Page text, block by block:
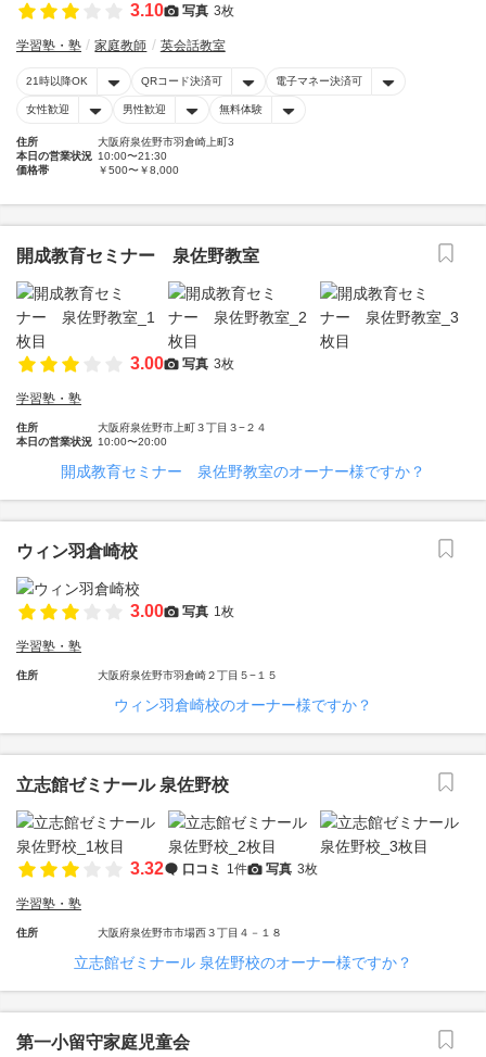
3.10 写真 3枚
学習塾・塾 家庭教師 英会話教室
21時以降OK QRコード決済可 電子マネー決済可
女性歓迎 男性歓迎 無料体験
住所
大阪府泉佐野市羽倉崎上町3
本日の営業状況 10:00〜21:30
価格帯
￥500〜￥8,000
開成教育セミナー 泉佐野教室
3.00 写真 3枚
学習塾・塾
住所
大阪府泉佐野市上町３丁目３−２４
本日の営業状況 10:00〜20:00
開成教育セミナー 泉佐野教室のオーナー様ですか？
ウィン羽倉崎校
3.00 写真 1枚
学習塾・塾
住所 大阪府泉佐野市羽倉崎２丁目５−１５
ウィン羽倉崎校のオーナー様ですか？
立志館ゼミナール 泉佐野校
3.32 口コミ 1件 写真 3枚
学習塾・塾
住所 大阪府泉佐野市市場西３丁目４－１８
立志館ゼミナール 泉佐野校のオーナー様ですか？
第一小留守家庭児童会